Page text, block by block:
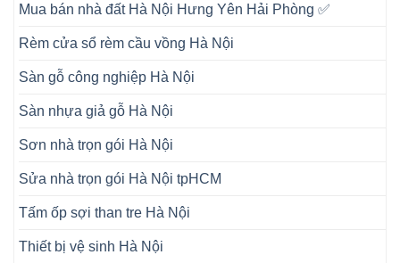
Mua bán nhà đất Hà Nội Hưng Yên Hải Phòng ✅
Rèm cửa sổ rèm cầu vồng Hà Nội
Sàn gỗ công nghiệp Hà Nội
Sàn nhựa giả gỗ Hà Nội
Sơn nhà trọn gói Hà Nội
Sửa nhà trọn gói Hà Nội tpHCM
Tấm ốp sợi than tre Hà Nội
Thiết bị vệ sinh Hà Nội